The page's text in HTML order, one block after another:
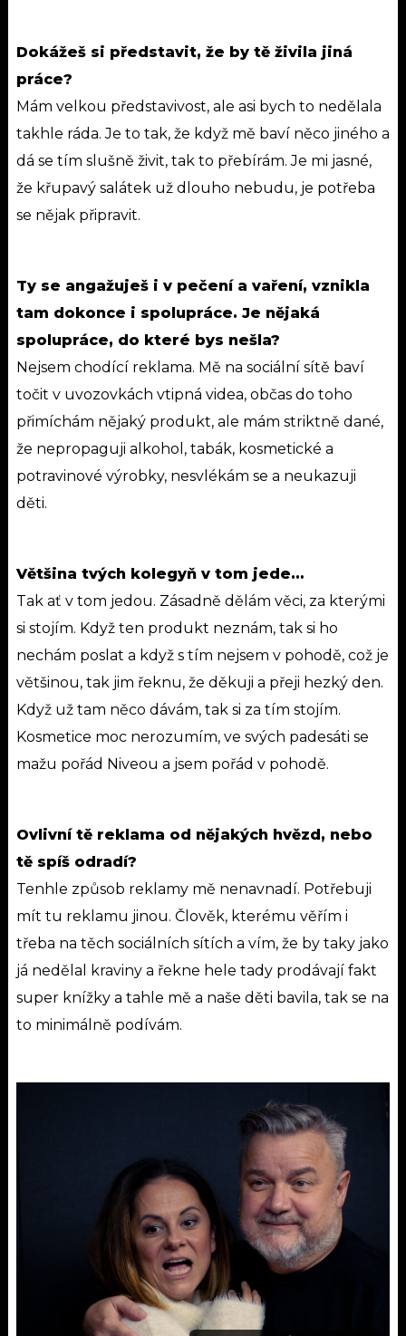
Dokážeš si představit, že by tě živila jiná
práce?
Mám velkou představivost, ale asi bych to nedělala
takhle ráda. Je to tak, že když mě baví něco jiného a
dá se tím slušně živit, tak to přebírám. Je mi jasné,
že křupavý salátek už dlouho nebudu, je potřeba
se nějak připravit.
Ty se angažuješ i v pečení a vaření, vznikla
tam dokonce i spolupráce. Je nějaká
spolupráce, do které bys nešla?
Nejsem chodící reklama. Mě na sociální sítě baví
točit v uvozovkách vtipná videa, občas do toho
přimíchám nějaký produkt, ale mám striktně dané,
že nepropaguji alkohol, tabák, kosmetické a
potravinové výrobky, nesvlékám se a neukazuji
děti.
Většina tvých kolegyň v tom jede…
Tak ať v tom jedou. Zásadně dělám věci, za kterými
si stojím. Když ten produkt neznám, tak si ho
nechám poslat a když s tím nejsem v pohodě, což je
většinou, tak jim řeknu, že děkuji a přeji hezký den.
Když už tam něco dávám, tak si za tím stojím.
Kosmetice moc nerozumím, ve svých padesáti se
mažu pořád Niveou a jsem pořád v pohodě.
Ovlivní tě reklama od nějakých hvězd, nebo
tě spíš odradí?
Tenhle způsob reklamy mě nenavnadí. Potřebuji
mít tu reklamu jinou. Člověk, kterému věřím i
třeba na těch sociálních sítích a vím, že by taky jako
já nedělal kraviny a řekne hele tady prodávají fakt
super knížky a tahle mě a naše děti bavila, tak se na
to minimálně podívám.